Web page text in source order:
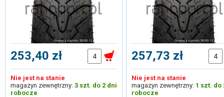
253,40 zł
Nie jest na stanie
magazyn zewnętrzny: 3 szt. do 2 dni
robocze
257,73 zł
Nie jest na stanie
magazyn zewnętrzny: 1 szt. do
robocze